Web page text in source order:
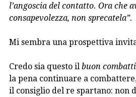
l’angoscia del contatto. Ora che
consapevolezza, non sprecatela”.
Mi sembra una prospettiva
Credo sia questo il buon
la pena continuare a
il consiglio del re spartano: non